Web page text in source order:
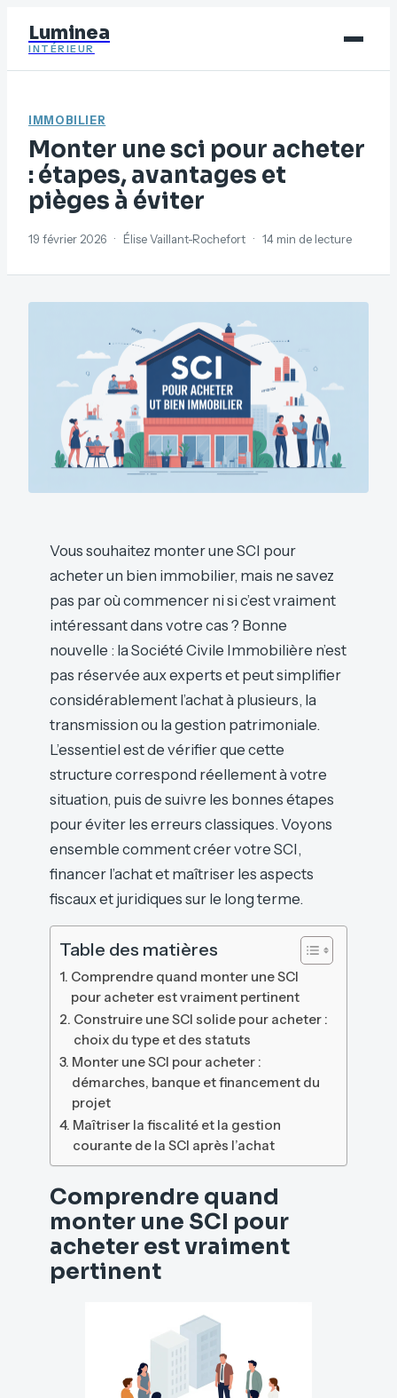
Luminea
INTÉRIEUR
Immobilier
Jardinage
IMMOBILIER
Monter une sci pour acheter
: étapes, avantages et
pièges à éviter
19 février 2026 · Élise Vaillant-Rochefort · 14 min de lecture
Vous souhaitez monter une SCI pour
acheter un bien immobilier, mais ne savez
pas par où commencer ni si c’est vraiment
intéressant dans votre cas ? Bonne
nouvelle : la Société Civile Immobilière n’est
pas réservée aux experts et peut simplifier
considérablement l’achat à plusieurs, la
transmission ou la gestion patrimoniale.
L’essentiel est de vérifier que cette
structure correspond réellement à votre
situation, puis de suivre les bonnes étapes
pour éviter les erreurs classiques. Voyons
ensemble comment créer votre SCI,
financer l’achat et maîtriser les aspects
fiscaux et juridiques sur le long terme.
Table des matières
Comprendre quand monter une SCI
pour acheter est vraiment pertinent
Construire une SCI solide pour acheter :
choix du type et des statuts
Monter une SCI pour acheter :
démarches, banque et financement du
projet
Maîtriser la fiscalité et la gestion
courante de la SCI après l’achat
Comprendre quand
monter une SCI pour
acheter est vraiment
pertinent